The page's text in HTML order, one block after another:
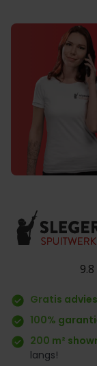
9.8
Gratis
100%
200 m²
langs!